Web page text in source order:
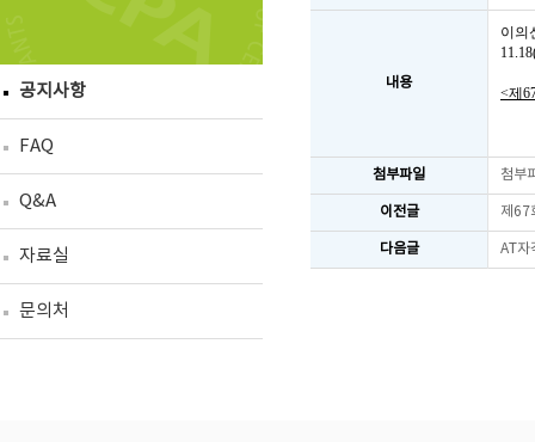
공지사항
FAQ
Q&A
자료실
문의처
내용
이의
<제
첨부파일 첨부
이전글 제67
다음글 AT자